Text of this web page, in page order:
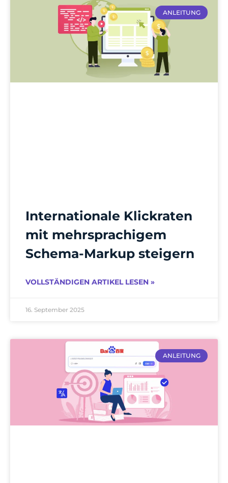
ANLEITUNG
Internationale Klickraten
mit mehrsprachigem
Schema-Markup steigern
VOLLSTÄNDIGEN ARTIKEL LESEN »
16. September 2025
ANLEITUNG